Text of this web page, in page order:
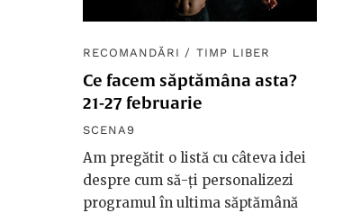
RECOMANDĂRI / TIMP LIBER
Ce facem săptămâna asta?
21-27 februarie
SCENA9
Am pregătit o listă cu câteva idei
despre cum să-ți personalizezi
programul în ultima săptămână